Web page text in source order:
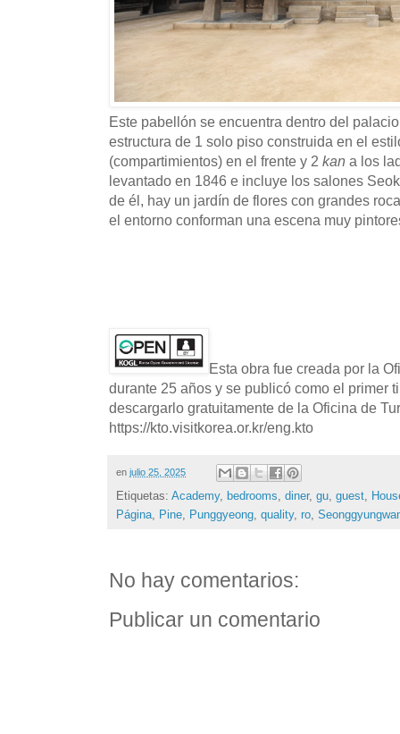
Este pabellón se encuentra dentro del
estructura de 1 solo piso construida en el
(compartimientos) en el frente y 2 kan a los
levantado en 1846 e incluye los salones
de él, hay un jardín de flores con grandes
el entorno conforman una escena muy
Esta obra fue creada por la
durante 25 años y se publicó como el primer
descargarlo gratuitamente de la Oficina de
https://kto.visitkorea.or.kr/eng.kto
en julio 25, 2025
Etiquetas: Academy, bedrooms, diner, gu, guest,
Página, Pine, Punggyeong, quality, ro,
No hay comentarios:
Publicar un comentario